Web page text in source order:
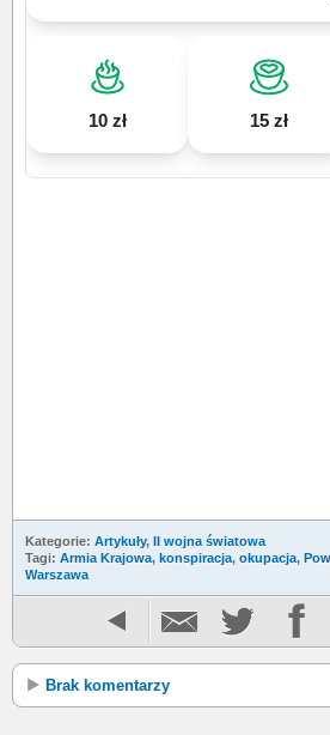
10 zł 15 zł
Kategorie: Artykuły, II wojna światowa
Tagi: Armia Krajowa, konspiracja, okupacja,
Warszawa
Brak komentarzy